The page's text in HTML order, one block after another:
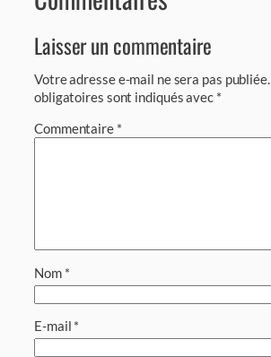
Laisser un commentaire
Votre adresse e-mail ne sera pas publiée.
obligatoires sont indiqués avec *
Commentaire *
Nom *
E-mail *